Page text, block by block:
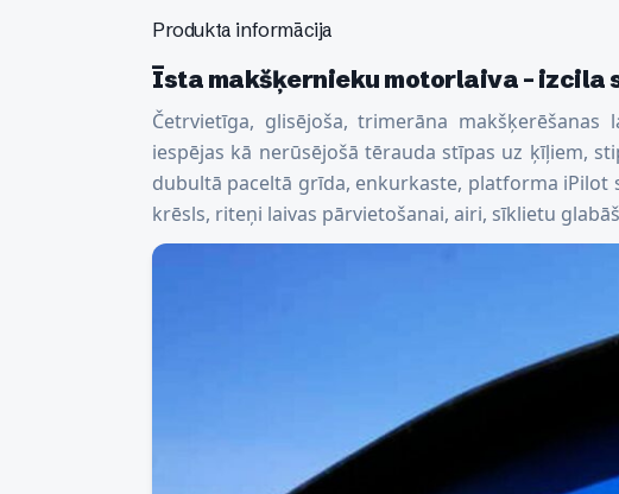
Produkta informācija
Īsta makšķernieku motorlaiva - izcila
Četrvietīga, glisējoša, trimerāna
iespējas kā nerūsējošā tērauda stīpas uz ķīļiem,
dubultā paceltā grīda, enkurkaste, platforma
krēsls, riteņi laivas pārvietošanai, airi, sīklietu